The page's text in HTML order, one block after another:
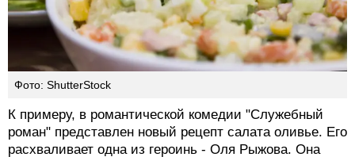
Фото: ShutterStock
К примеру, в романтической комедии "Служебный
роман" представлен новый рецепт салата оливье. Его
расхваливает одна из героинь - Оля Рыжова. Она